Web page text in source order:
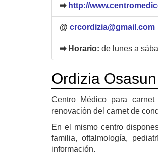
➡ http://
@ crcordizia@gmail.com
➡ Horario: de lunes a
Ordizia
Centro Médico para
renovación del carnet de
En el mismo centro
familia, oftalmología,
información.